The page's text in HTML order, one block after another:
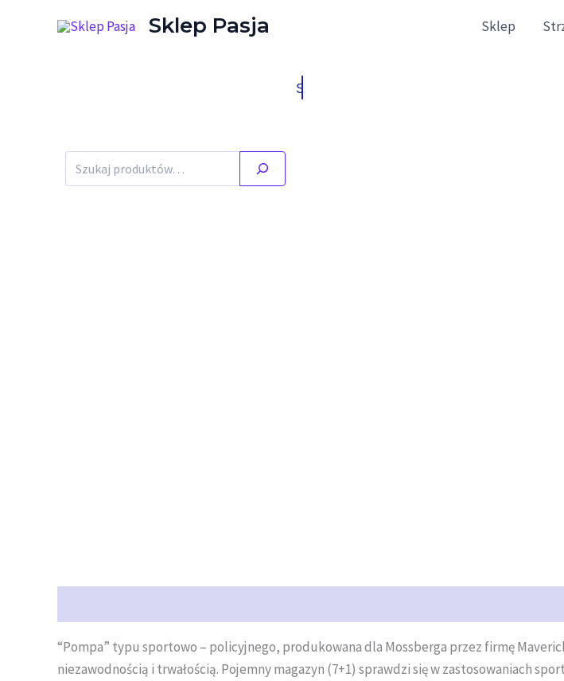
Sklep Pasja Sklep
Stany magazynowe zgodne ze stanem
“Pompa” typu sportowo – policyjnego, produkowana dla Mossberga przez firmę
niezawodnością i trwałością. Pojemny magazyn (7+1) sprawdzi się w zastosowaniach